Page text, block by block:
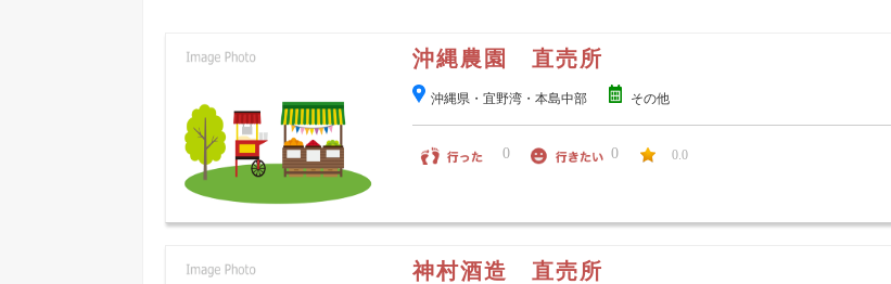
沖縄農園 直売所
沖縄県・宜野湾・本島中部 その他
0 0 0.0
神村酒造 直売所